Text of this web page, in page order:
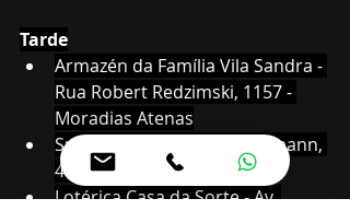
Tarde
Armazén da Família Vila Sandra -
Rua Robert Redzimski, 1157 -
Moradias Atenas
Super Dia - Rua Isaac Guelmann,
4134 - Novo Mundo
Lotérica Casa da Sorte - Av.